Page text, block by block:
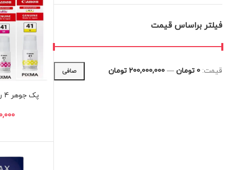
فیلتر براساس قیمت
صافی قيمت: 0 تومان — 200,000,000 تومان
پک جوهر 4 رنگ کانن مدل Gl-41